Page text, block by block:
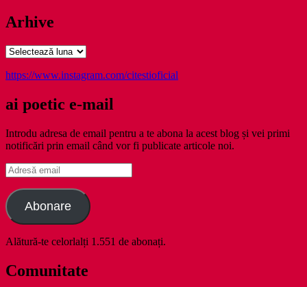
Arhive
Arhive
https://www.instagram.com/citestioficial
ai poetic e-mail
Introdu adresa de email pentru a te abona la acest blog și vei primi
notificări prin email când vor fi publicate articole noi.
Adresă
email
Abonare
Alătură-te celorlalți 1.551 de abonați.
Comunitate